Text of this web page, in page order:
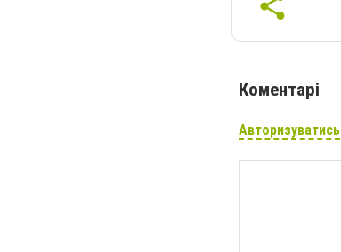
Коментарі
Авторизуватись